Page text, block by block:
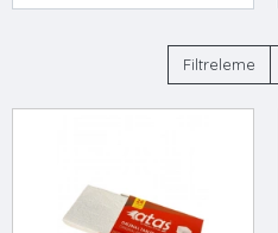
Filtreleme